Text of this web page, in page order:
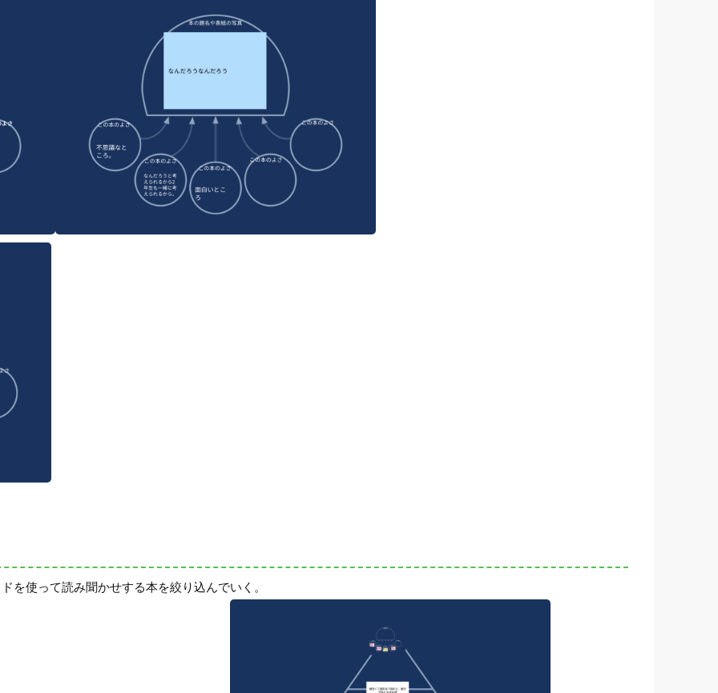
を使って読み聞かせする本を絞り込んでいく。